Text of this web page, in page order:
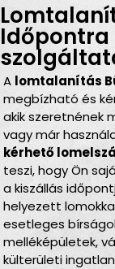
Időpontra
A lomtalanítás
megbízható és
akik szeretnének
vagy már
kérhető
teszi, hogy Ön
a kiszállás
helyezett
esetleges
melléképületek,
külterületi